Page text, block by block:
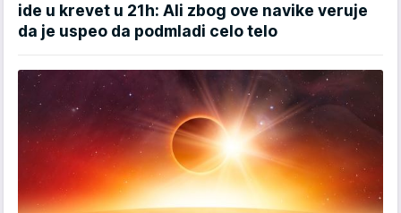
ide u krevet u 21h: Ali zbog ove navike veruje
da je uspeo da podmladi celo telo